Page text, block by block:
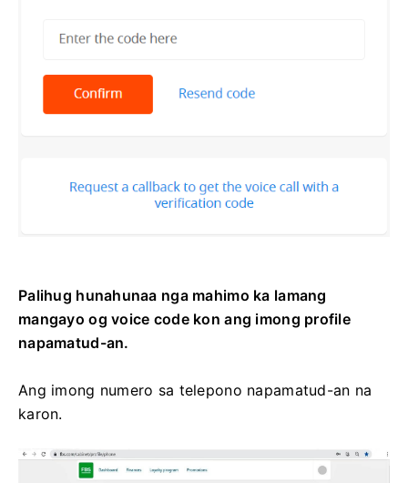
Palihug hunahunaa nga mahimo ka lamang
mangayo og voice code kon ang imong profile
napamatud-an.
Ang imong numero sa telepono napamatud-an na
karon.